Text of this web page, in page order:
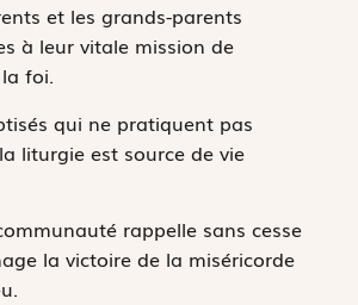
et les grands-parents
à leur vitale mission de
foi.
qui ne pratiquent pas
liturgie est source de vie
rappelle sans cesse
la victoire de la miséricorde